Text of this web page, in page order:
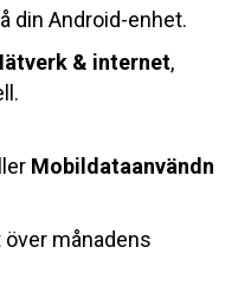
din Android-enhet.
& internet,
Mobildataanvändn
månadens